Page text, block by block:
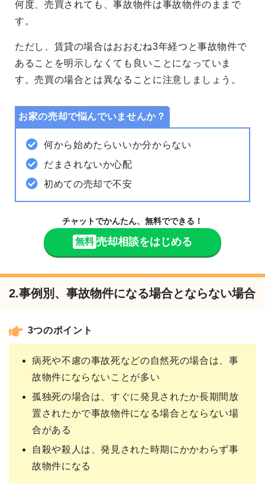
何度、売買されても、事故物件は事故物件のままで
す。
ただし、賃貸の場合はおおむね3年経つと事故物件で
あることを明示しなくても良いことになっていま
す。売買の場合とは異なることに注意しましょう。
お家の売却で悩んでいませんか？
何から始めたらいいか分からない
だまされないか心配
初めての売却で不安
チャットでかんたん、無料でできる！
無料 売却相談をはじめる
2.事例別、事故物件になる場合とならない場合
3つのポイント
病死や不慮の事故死などの自然死の場合は、事
故物件にならないことが多い
孤独死の場合は、すぐに発見されたか長期間放
置されたかで事故物件になる場合とならない場
合がある
自殺や殺人は、発見された時期にかかわらず事
故物件になる